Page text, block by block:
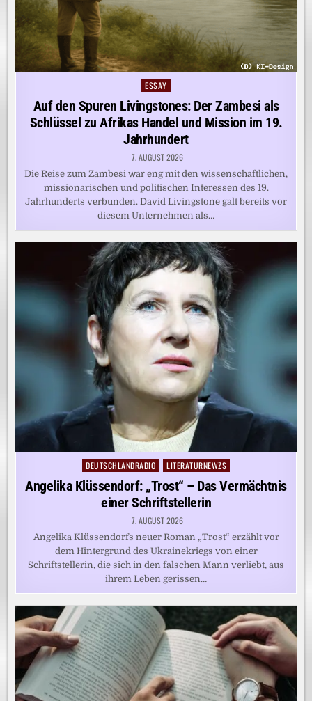
Posted
ESSAY
Auf den Spuren Livingstones: Der Zambesi als
Schlüssel zu Afrikas Handel und Mission im 19.
Jahrhundert
7. AUGUST 2026
Die Reise zum Zambesi war eng mit den wissenschaftlichen,
missionarischen und politischen Interessen des 19.
Jahrhunderts verbunden. David Livingstone galt bereits vor
diesem Unternehmen als…
Posted
in
DEUTSCHLANDRADIO LITERATURNEWZS
Angelika Klüssendorf: „Trost“ – Das Vermächtnis
einer Schriftstellerin
7. AUGUST 2026
Angelika Klüssendorfs neuer Roman „Trost“ erzählt vor
dem Hintergrund des Ukrainekriegs von einer
Schriftstellerin, die sich in den falschen Mann verliebt, aus
ihrem Leben gerissen…